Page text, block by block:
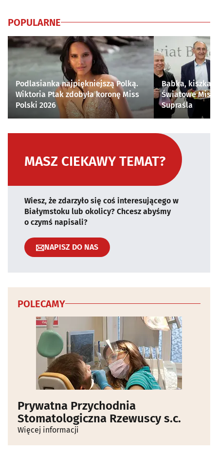
POPULARNE
Podlasianka najpiękniejszą Polką.
Wiktoria Ptak zdobyła koronę Miss
Polski 2026
Babka, kiszka i
Światowe
Supraśla
MASZ CIEKAWY TEMAT?
Wiesz, że zdarzyło się coś interesującego w
Białymstoku lub okolicy? Chcesz abyśmy
o czymś napisali?
NAPISZ DO NAS
POLECAMY
Prywatna Przychodnia
Stomatologiczna Rzewuscy s.c.
Więcej informacji